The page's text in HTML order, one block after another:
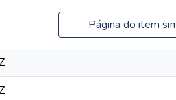
Página do item